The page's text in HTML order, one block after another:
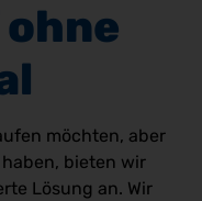
möchten, aber
bieten wir
Lösung an. Wir